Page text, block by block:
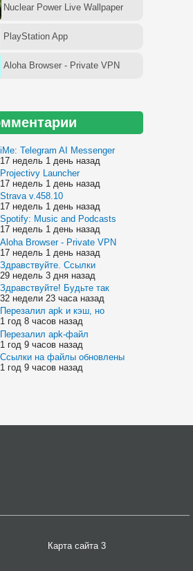
Nuclear Power Live Wallpaper
PlayStation App
Aloha Browser - Private VPN
iMe: Telegram AI Messenger
17 недель 1 день назад
Projectivy Launcher
17 недель 1 день назад
Strava v.458.10
17 недель 1 день назад
Spotify: Music and Podcasts
17 недель 1 день назад
Aloha Browser - Private VPN
17 недель 1 день назад
Здравствуйте. Ссылки
29 недель 3 дня назад
Здравствуйте! Будьте так
32 недели 23 часа назад
Перезалил apk и кэш, но
1 год 8 часов назад
Перезалил apk-файл
1 год 9 часов назад
Ссылки на файлы обновлены
1 год 9 часов назад
Карта сайта 3